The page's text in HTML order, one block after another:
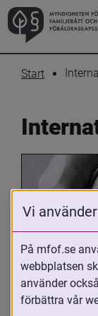
Start
Oavsett
Vi
På mfof.se
webbplatsen
använder
förbättra vår